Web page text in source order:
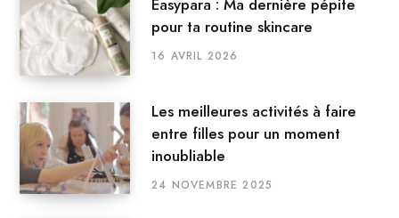
pour ta routine skincare
16 AVRIL 2026
Les meilleures activités à faire
entre filles pour un moment
inoubliable
24 NOVEMBRE 2025